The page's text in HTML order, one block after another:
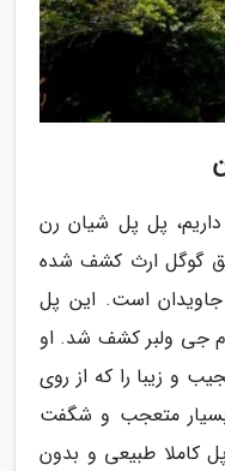
پل پل شیان رن
گوگل ارث کشف شده
است. این پل
جی ولبر کشف شد. او
و زیبا را که از روی
متعجب و شگفت
کاملا طبیعی و بدون